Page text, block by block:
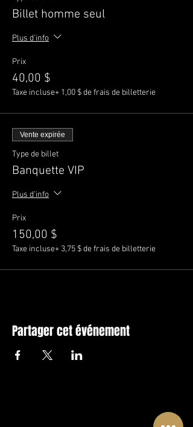
Billet homme seul
Plus d'info
Prix
40,00 $
Taxe incluse+ 1,00 $ de frais de billetterie
Vente expirée
Type de billet
Banquette VIP
Plus d'info
Prix
150,00 $
Taxe incluse+ 3,75 $ de frais de billetterie
Partager cet événement